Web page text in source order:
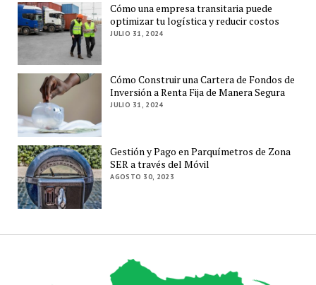
Cómo una empresa transitaria puede
optimizar tu logística y reducir costos
JULIO 31, 2024
Cómo Construir una Cartera de Fondos de
Inversión a Renta Fija de Manera Segura
JULIO 31, 2024
Gestión y Pago en Parquímetros de Zona
SER a través del Móvil
AGOSTO 30, 2023